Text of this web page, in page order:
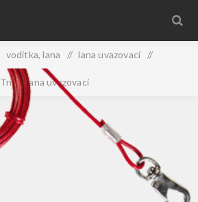
voditka, lana / lana uvazovací /
Trixie lana uvazovací